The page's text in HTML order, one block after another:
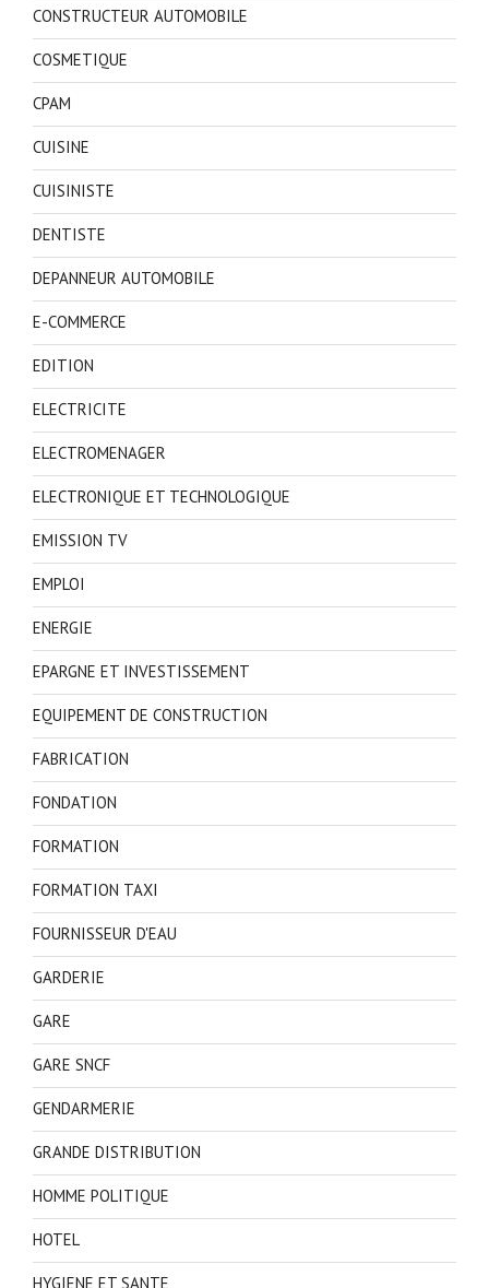
CONSTRUCTEUR AUTOMOBILE
COSMETIQUE
CPAM
CUISINE
CUISINISTE
DENTISTE
DEPANNEUR AUTOMOBILE
E-COMMERCE
EDITION
ELECTRICITE
ELECTROMENAGER
ELECTRONIQUE ET TECHNOLOGIQUE
EMISSION TV
EMPLOI
ENERGIE
EPARGNE ET INVESTISSEMENT
EQUIPEMENT DE CONSTRUCTION
FABRICATION
FONDATION
FORMATION
FORMATION TAXI
FOURNISSEUR D'EAU
GARDERIE
GARE
GARE SNCF
GENDARMERIE
GRANDE DISTRIBUTION
HOMME POLITIQUE
HOTEL
HYGIENE ET SANTE